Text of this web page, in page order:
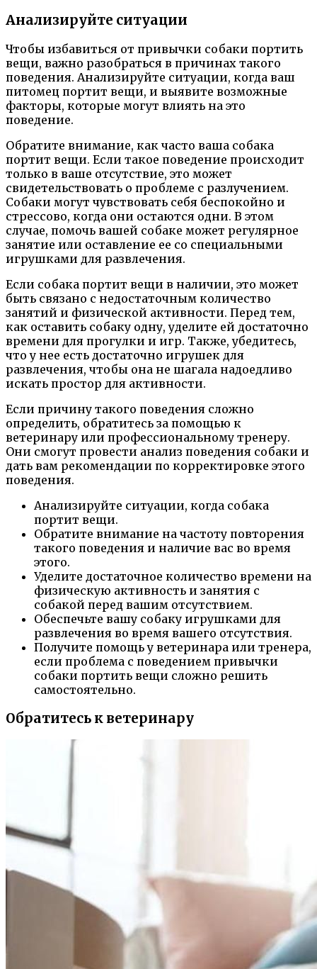
Анализируйте ситуации
Чтобы избавиться от привычки собаки портить
вещи, важно разобраться в причинах такого
поведения. Анализируйте ситуации, когда ваш
питомец портит вещи, и выявите возможные
факторы, которые могут влиять на это
поведение.
Обратите внимание, как часто ваша собака
портит вещи. Если такое поведение происходит
только в ваше отсутствие, это может
свидетельствовать о проблеме с разлучением.
Собаки могут чувствовать себя беспокойно и
стрессово, когда они остаются одни. В этом
случае, помочь вашей собаке может регулярное
занятие или оставление ее со специальными
игрушками для развлечения.
Если собака портит вещи в наличии, это может
быть связано с недостаточным количество
занятий и физической активности. Перед тем,
как оставить собаку одну, уделите ей достаточно
времени для прогулки и игр. Также, убедитесь,
что у нее есть достаточно игрушек для
развлечения, чтобы она не шагала надоедливо
искать простор для активности.
Если причину такого поведения сложно
определить, обратитесь за помощью к
ветеринару или профессиональному тренеру.
Они смогут провести анализ поведения собаки и
дать вам рекомендации по корректировке этого
поведения.
Анализируйте ситуации, когда собака
портит вещи.
Обратите внимание на частоту повторения
такого поведения и наличие вас во время
этого.
Уделите достаточное количество времени на
физическую активность и занятия с
собакой перед вашим отсутствием.
Обеспечьте вашу собаку игрушками для
развлечения во время вашего отсутствия.
Получите помощь у ветеринара или тренера,
если проблема с поведением привычки
собаки портить вещи сложно решить
самостоятельно.
Обратитесь к ветеринару